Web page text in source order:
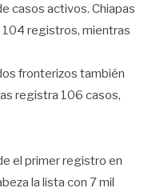
casos activos. Chiapas
104 registros, mientras
fronterizos también
registra 106 casos,
el primer registro en
la lista con 7 mil